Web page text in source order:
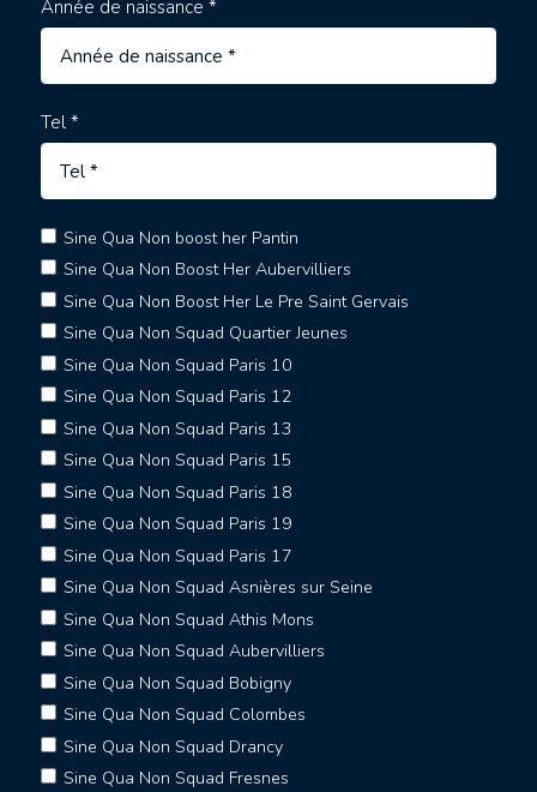
Année de naissance *
Tel *
Sine Qua Non boost her Pantin
Sine Qua Non Boost Her Aubervilliers
Sine Qua Non Boost Her Le Pre Saint Gervais
Sine Qua Non Squad Quartier Jeunes
Sine Qua Non Squad Paris 10
Sine Qua Non Squad Paris 12
Sine Qua Non Squad Paris 13
Sine Qua Non Squad Paris 15
Sine Qua Non Squad Paris 18
Sine Qua Non Squad Paris 19
Sine Qua Non Squad Paris 17
Sine Qua Non Squad Asnières sur Seine
Sine Qua Non Squad Athis Mons
Sine Qua Non Squad Aubervilliers
Sine Qua Non Squad Bobigny
Sine Qua Non Squad Colombes
Sine Qua Non Squad Drancy
Sine Qua Non Squad Fresnes